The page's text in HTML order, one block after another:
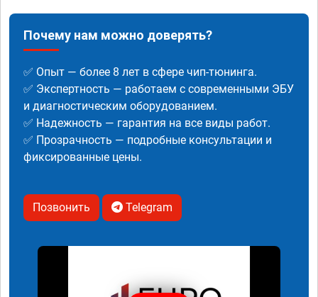
Почему нам можно доверять?
✅ Опыт — более 8 лет в сфере чип-тюнинга.
✅ Экспертность — работаем с современными ЭБУ
и диагностическим оборудованием.
✅ Надежность — гарантия на все виды работ.
✅ Прозрачность — подробные консультации и
фиксированные цены.
Позвонить Telegram